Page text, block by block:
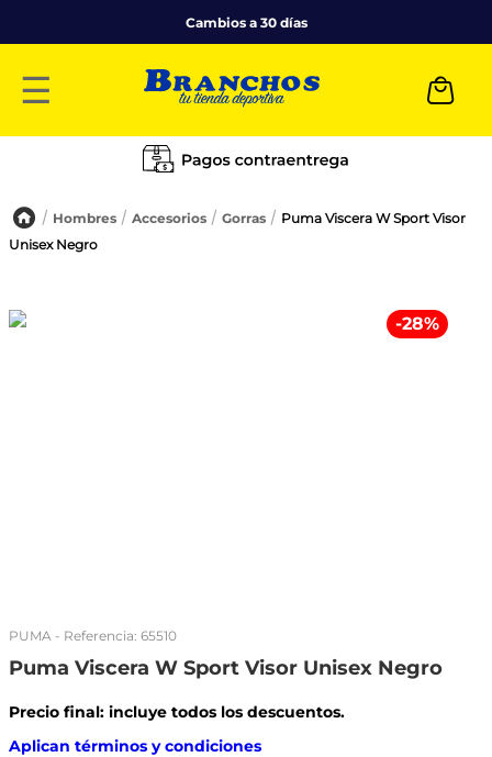
Cambios a 30 días
☰
Hombres Accesorios Gorras
Puma Viscera W Sport Visor
Unisex Negro
-28%
PUMA - Referencia: 65510
Puma Viscera W Sport Visor Unisex Negro
Precio final: incluye todos los descuentos.
Aplican términos y condiciones